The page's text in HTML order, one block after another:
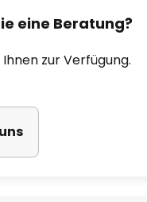
eine Beratung?
zur Verfügung.